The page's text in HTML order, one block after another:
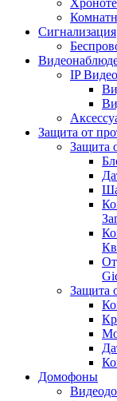
Сигнализация
IP
Защита от
Защита
Защита
Домофоны